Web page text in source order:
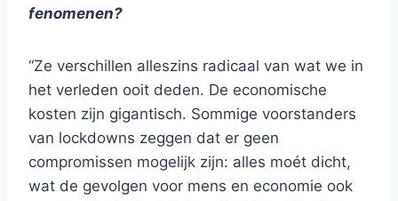
fenomenen?
“Ze verschillen alleszins radicaal van wat we in
het verleden ooit deden. De economische
kosten zijn gigantisch. Sommige voorstanders
van lockdowns zeggen dat er geen
compromissen mogelijk zijn: alles moét dicht,
wat de gevolgen voor mens en economie ook